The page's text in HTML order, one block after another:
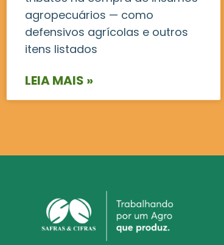
agropecuários — como
defensivos agrícolas e outros
itens listados
LEIA MAIS »